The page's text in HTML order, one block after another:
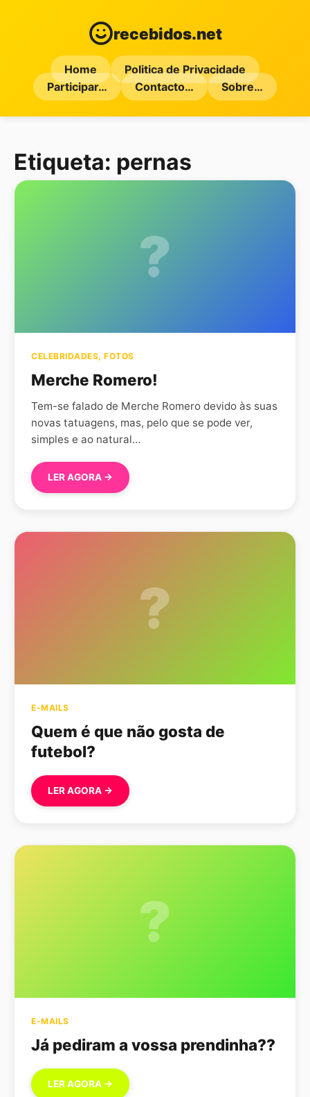
recebidos.net
Home
Politica de Privacidade
Participar…
Contacto… Sobre…
Etiqueta: pernas
?
CELEBRIDADES, FOTOS
Merche Romero!
Tem-se falado de Merche Romero devido às suas
novas tatuagens, mas, pelo que se pode ver,
simples e ao natural…
LER AGORA →
?
E-MAILS
Quem é que não gosta de
futebol?
LER AGORA →
?
E-MAILS
Já pediram a vossa prendinha??
LER AGORA →